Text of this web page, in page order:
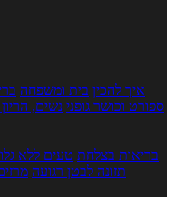
איך להכין בית ומשפחה
ספורט וכושר גופני נשים,
בריאות בצלחת טעים ללא
תזונה לבטן רגועה